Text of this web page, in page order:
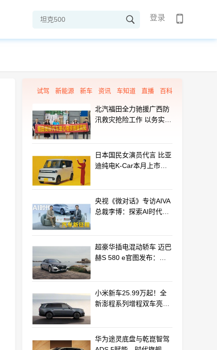
登录
试驾 新能源 新车 资讯 车知道 直播 百科
北汽福田全力驰援广西防
汛救灾抢险工作 以务实行
日本国民女演员代言 比亚
迪纯电K-Car本月上市：
央视《微对话》专访AIVA
总裁李博：探索AI时代汽
超豪华插电混动轿车 迈巴
赫S 580 e官图发布：老
小米新车25.99万起！全
新澎程系列增程双车亮相
华为途灵底盘与乾崑智驾